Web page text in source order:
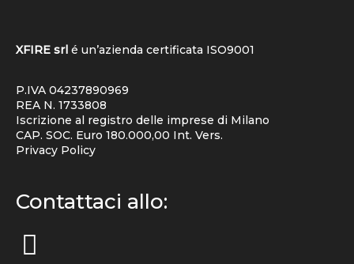
XFIRE srl é un’azienda certificata ISO9001
P.IVA 04237890969
REA N. 1733808
Iscrizione al registro delle imprese di Milano
CAP. SOC. Euro 180.000,00 Int. Vers.
Privacy Policy
Contattaci allo: